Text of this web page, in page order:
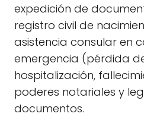
expedición de
registro civil de
asistencia consular en
emergencia (pérdida
hospitalización,
poderes notariales y
documentos.